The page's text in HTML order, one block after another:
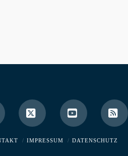
X YouTubeRSS
IMPRESSUM DATENSCHUTZ